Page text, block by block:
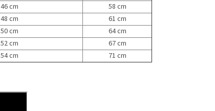
46 cm
58 cm
48 cm
61 cm
50 cm
64 cm
52 cm
67 cm
54 cm 71 cm